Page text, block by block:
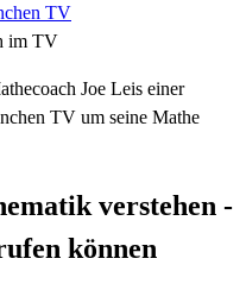
im TV
Joe Leis einer
TV um seine Mathe
verstehen -
können